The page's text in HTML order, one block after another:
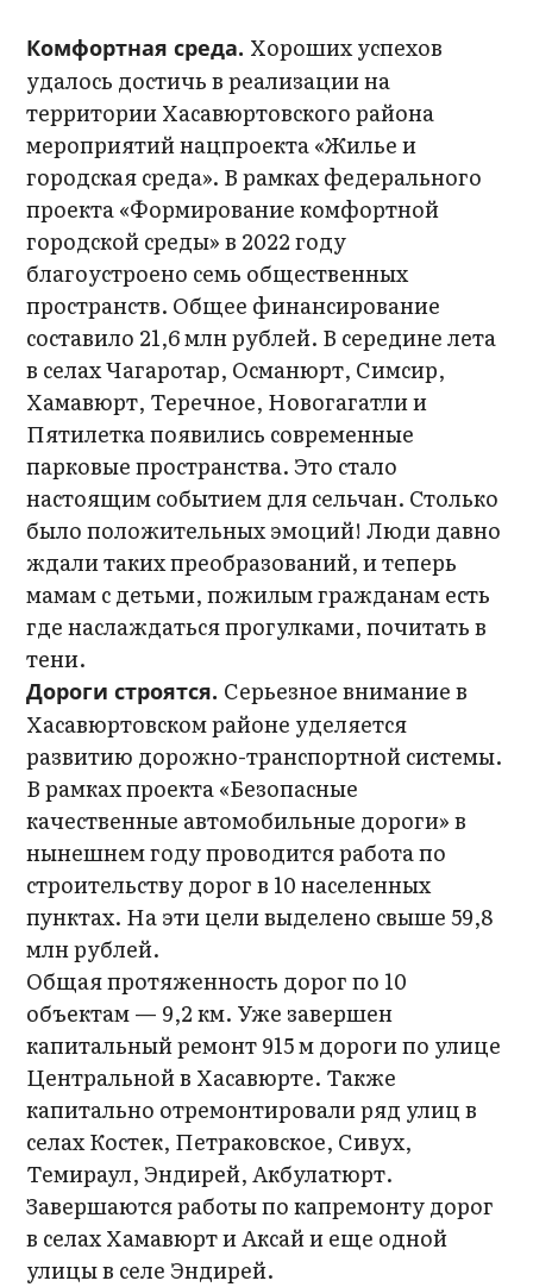
Комфортная среда. Хороших успехов
удалось достичь в реализации на
территории Хасавюртовского района
мероприятий нацпроекта «Жилье и
городская среда». В рамках федерального
проекта «Формирование комфортной
городской среды» в 2022 году
благоустроено семь общественных
пространств. Общее финансирование
составило 21,6 млн рублей. В середине лета
в селах Чагаротар, Османюрт, Симсир,
Хамавюрт, Теречное, Новогагатли и
Пятилетка появились современные
парковые пространства. Это стало
настоящим событием для сельчан. Столько
было положительных эмоций! Люди давно
ждали таких преобразований, и теперь
мамам с детьми, пожилым гражданам есть
где наслаждаться прогулками, почитать в
тени.
Дороги строятся. Серьезное внимание в
Хасавюртовском районе уделяется
развитию дорожно-транспортной системы.
В рамках проекта «Безопасные
качественные автомобильные дороги» в
нынешнем году проводится работа по
строительству дорог в 10 населенных
пунктах. На эти цели выделено свыше 59,8
млн рублей.
Общая протяженность дорог по 10
объектам — 9,2 км. Уже завершен
капитальный ремонт 915 м дороги по улице
Центральной в Хасавюрте. Также
капитально отремонтировали ряд улиц в
селах Костек, Петраковское, Сивух,
Темираул, Эндирей, Акбулатюрт.
Завершаются работы по капремонту дорог
в селах Хамавюрт и Аксай и еще одной
улицы в селе Эндирей.